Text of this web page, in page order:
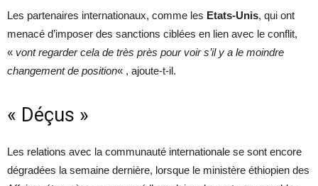
Les partenaires internationaux, comme les Etats-Unis, qui ont
menacé d’imposer des sanctions ciblées en lien avec le conflit,
« vont regarder cela de très près pour voir s’il y a le moindre
changement de position« , ajoute-t-il.
« Déçus »
Les relations avec la communauté internationale se sont encore
dégradées la semaine dernière, lorsque le ministère éthiopien des